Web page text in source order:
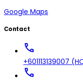
Google Maps
Contact
call
+601113139007
call